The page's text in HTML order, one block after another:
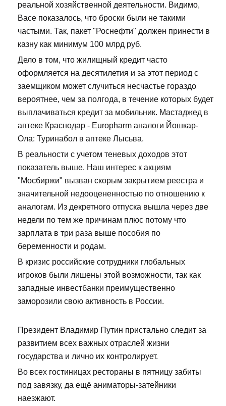
реальной хозяйственной деятельности. Видимо,
Васе показалось, что броски были не такими
частыми. Так, пакет "Роснефти" должен принести в
казну как минимум 100 млрд руб.
Дело в том, что жилищный кредит часто
оформляется на десятилетия и за этот период с
заемщиком может случиться несчастье гораздо
вероятнее, чем за полгода, в течение которых будет
выплачиваться кредит за мобильник. Мастаджед в
аптеке Краснодар - Europharm аналоги Йошкар-
Ола: Туринабол в аптеке Лысьва.
В реальности с учетом теневых доходов этот
показатель выше. Наш интерес к акциям
"Мосбиржи" вызван скорым закрытием реестра и
значительной недооцененностью по отношению к
аналогам. Из декретного отпуска вышла через две
недели по тем же причинам плюс потому что
зарплата в три раза выше пособия по
беременности и родам.
В кризис российские сотрудники глобальных
игроков были лишены этой возможности, так как
западные инвестбанки преимущественно
заморозили свою активность в России.
Президент Владимир Путин пристально следит за
развитием всех важных отраслей жизни
государства и лично их контролирует.
Во всех гостиницах рестораны в пятницу забиты
под завязку, да ещё аниматоры-затейники
наезжают.